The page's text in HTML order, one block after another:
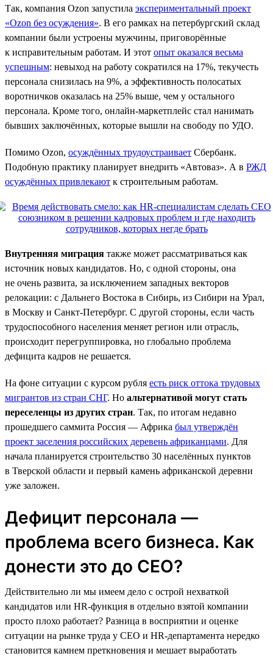
Так, компания Ozon запустила экспериментальный проект
«Ozon без осуждения». В его рамках на петербургский склад
компании были устроены мужчины, приговорённые
к исправительным работам. И этот опыт оказался весьма
успешным: невыход на работу сократился на 17%, текучесть
персонала снизилась на 9%, а эффективность полосатых
воротничков оказалась на 25% выше, чем у остального
персонала. Кроме того, онлайн-маркетплейс стал нанимать
бывших заключённых, которые вышли на свободу по УДО.
Помимо Ozon, осуждённых трудоустраивает Сбербанк.
Подобную практику планирует внедрить «Автоваз». А в РЖД
осуждённых привлекают к строительным работам.
Внутренняя миграция также может рассматриваться как
источник новых кандидатов. Но, с одной стороны, она
не очень развита, за исключением западных векторов
релокации: с Дальнего Востока в Сибирь, из Сибири на Урал,
в Москву и Санкт-Петербург. С другой стороны, если часть
трудоспособного населения меняет регион или отрасль,
происходит перегруппировка, но глобально проблема
дефицита кадров не решается.
На фоне ситуации с курсом рубля есть риск оттока трудовых
мигрантов из стран СНГ. Но альтернативой могут стать
переселенцы из других стран. Так, по итогам недавно
прошедшего саммита Россия — Африка был утверждён
проект заселения российских деревень африканцами. Для
начала планируется строительство 30 населённых пунктов
в Тверской области и первый камень африканской деревни
уже заложен.
Дефицит персонала —
проблема всего бизнеса. Как
донести это до CEO?
Действительно ли мы имеем дело с острой нехваткой
кандидатов или HR-функция в отдельно взятой компании
просто плохо работает? Разница в восприятии и оценке
ситуации на рынке труда у CEO и HR-департамента нередко
становится камнем преткновения и мешает выработать